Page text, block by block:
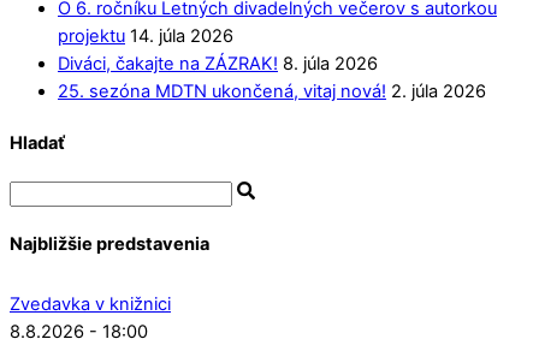
O 6. ročníku Letných divadelných večerov s autorkou
projektu 14. júla 2026
Diváci, čakajte na ZÁZRAK! 8. júla 2026
25. sezóna MDTN ukončená, vitaj nová! 2. júla 2026
Hladať
Najbližšie predstavenia
Zvedavka v knižnici
8.8.2026 - 18:00